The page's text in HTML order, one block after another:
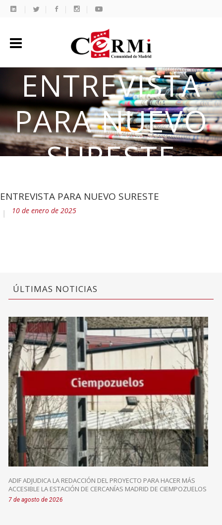
ENTREVISTA
PARA NUEVO
SURESTE
ENTREVISTA PARA NUEVO SURESTE
10 de enero de 2025
ÚLTIMAS NOTICIAS
ADIF ADJUDICA LA REDACCIÓN DEL PROYECTO PARA HACER MÁS
ACCESIBLE LA ESTACIÓN DE CERCANÍAS MADRID DE CIEMPOZUELOS
7 de agosto de 2026